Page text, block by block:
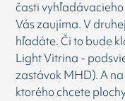
časti
Vás zaujíma. V
hľadáte. Či to bude
Light Vitrina -
zastávok MHD). A
ktorého chcete